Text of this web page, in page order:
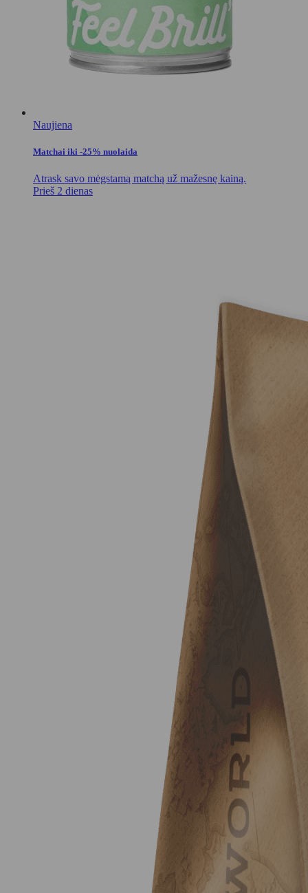
Naujiena
Matchai iki -25% nuolaida
Atrask savo mėgstamą matchą už mažesnę kainą.
Prieš 2 dienas